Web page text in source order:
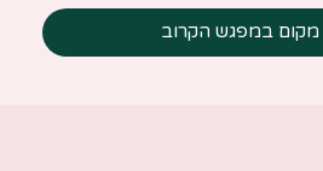
מקום במפגש הקרוב